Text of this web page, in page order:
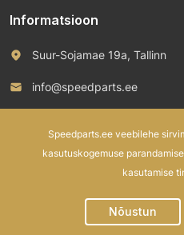
Informatsioon
Suur-Sojamae 19a, Tallinn
info@speedparts.ee
Speedparts.ee veebilehe
kasutuskogemuse
kasutamise
Nõustun